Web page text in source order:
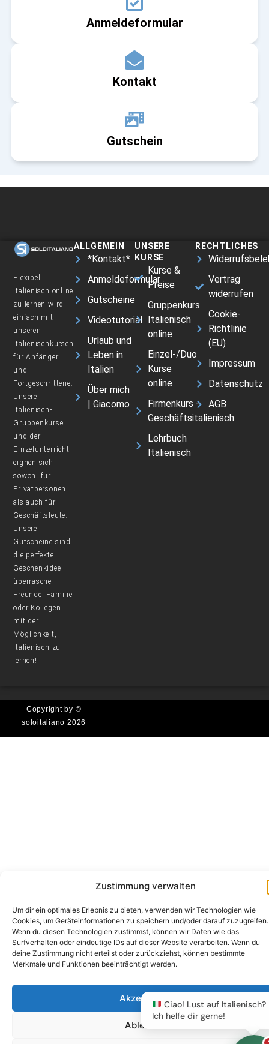
Zustimmung verwalten
Um dir ein optimales Erlebnis zu bieten, verwenden wir Technologien wie
Cookies, um Geräteinformationen zu speichern und/oder darauf zuzugreifen.
Wenn du diesen Technologien zustimmst, können wir Daten wie das
Surfverhalten oder eindeutige IDs auf dieser Website verarbeiten. Wenn du
deine Zustimmung nicht erteilst oder zurückziehst, können bestimmte
Merkmale und Funktionen beeinträchtigt werden.
Akzeptieren
Ablehnen
Anmeldeformular
Kontakt
Gutschein
Flexibel
Italienisch online
zu lernen wird
einfach mit
unseren
Italienischkursen
für Anfänger
und
Fortgeschrittene.
Unsere
Italienisch-
Gruppenkurse
und der
Einzelunterricht
eignen sich
sowohl für
Privatpersonen
als auch für
Geschäftsleute.
Unsere
Gutscheine sind
die perfekte
Geschenkidee –
überrasche
Freunde, Familie
oder Kollegen
mit der
Möglichkeit,
Italienisch zu
lernen!
ALLGEMEIN
*Kontakt*
Anmeldeformular
Gutscheine
Videotutorial
Urlaub und
Leben in
Italien
Über mich
| Giacomo
UNSERE
KURSE
Kurse &
Preise
Gruppenkurs
Italienisch
online
Einzel-/Duo
Kurse
online
Firmenkurs –
Geschäftsitalienisch
Lehrbuch
Italienisch
RECHTLICHES
Vertrag
widerrufen
Cookie-
Richtlinie
(EU)
Impressum
Datenschutz
AGB
Copyright by ©
soloitaliano 2026
Ciao! Lust auf Italienisch?
Ich helfe dir gerne!